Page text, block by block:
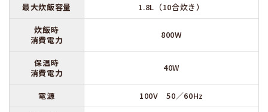
最大炊飯容量
1.8L（10合炊き）
炊飯時
消費電力
800W
保温時
消費電力
40W
電源
100V 50／60Hz